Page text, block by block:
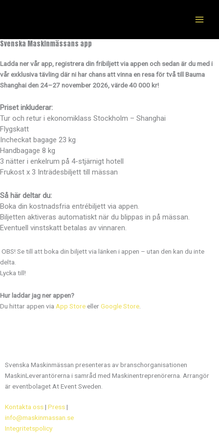
Svenska Maskinmässans app
Ladda ner vår app, registrera din fribiljett via appen och sedan är du med i
vår exklusiva tävling där ni har chans att vinna en resa för två till Bauma
Shanghai den 24–27 november 2026, värde 40 000 kr!
Priset inkluderar:
Tur och retur i ekonomiklass Stockholm – Shanghai
Flygskatt
Incheckat bagage 23 kg
Handbagage 8 kg
3 nätter i enkelrum på 4-stjärnigt hotell
Frukost x 3 Inträdesbiljett till mässan
Så här deltar du:
Boka din kostnadsfria entrébiljett via appen.
Biljetten aktiveras automatiskt när du blippas in på mässan.
Eventuell vinstskatt betalas av vinnaren.
OBS! Se till att boka din biljett via länken i appen – utan den kan du inte
delta.
Lycka till!
Hur laddar jag ner appen?
Du hittar appen via App Store ellerGoogle Store.
Svenska Maskinmässan presenteras av branschorganisationen
MaskinLeverantörerna i samråd med Maskinentreprenörerna. Arrangör
är eventbolaget At Event Sweden.
Kontakta oss| Press|
info@maskinmassan.se
Integritetspolicy